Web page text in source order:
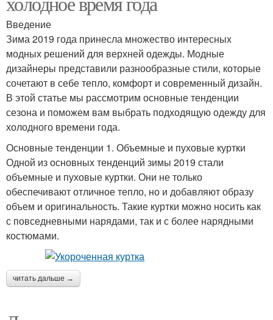
Введение
Зима 2019 года принесла множество интересных
модных решений для верхней одежды. Модные
дизайнеры представили разнообразные стили, которые
сочетают в себе тепло, комфорт и современный дизайн.
В этой статье мы рассмотрим основные тенденции
сезона и поможем вам выбрать подходящую одежду для
холодного времени года.
Основные тенденции 1. Объемные и пуховые куртки
Одной из основных тенденций зимы 2019 стали
объемные и пуховые куртки. Они не только
обеспечивают отличное тепло, но и добавляют образу
объем и оригинальность. Такие куртки можно носить как
с повседневными нарядами, так и с более нарядными
костюмами.
читать дальше →